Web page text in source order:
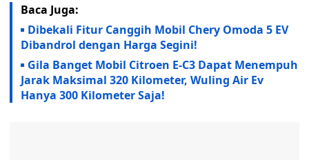
Baca Juga:
Dibekali Fitur Canggih Mobil Chery Omoda 5 EV
Dibandrol dengan Harga Segini!
Gila Banget Mobil Citroen E-C3 Dapat Menempuh
Jarak Maksimal 320 Kilometer, Wuling Air Ev
Hanya 300 Kilometer Saja!